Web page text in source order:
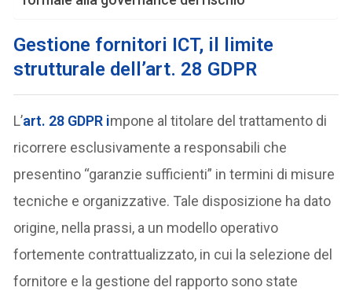
Gestione fornitori ICT, il limite
strutturale dell’art. 28 GDPR
L’art. 28 GDPR impone al titolare del trattamento di
ricorrere esclusivamente a responsabili che
presentino “garanzie sufficienti” in termini di misure
tecniche e organizzative. Tale disposizione ha dato
origine, nella prassi, a un modello operativo
fortemente contrattualizzato, in cui la selezione del
fornitore e la gestione del rapporto sono state